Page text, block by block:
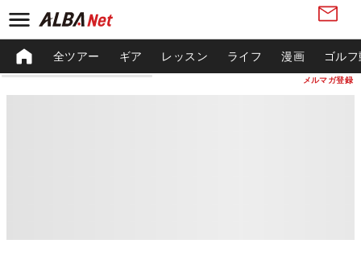
メルマガ登録
全ツアー ギア レッスン ライフ 漫画 ゴル